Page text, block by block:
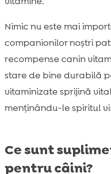
Nimic nu este mai
companionilor noștri
recompense canin
stare de bine durabilă
vitaminizate sprijină
menținându-le spiritul
Ce sunt
pentru câini?